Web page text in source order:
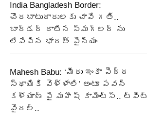
India Bangladesh Border:
చొరబాటుదారులకు చావే గతి..
బార్డర్ దాటిన స్మగ్లర్ ను
లేపేసిన భారత్ సైన్యం
Mahesh Babu: ‘మీరు ఇంకా పెద్ద
స్థాయికి వెళ్ళాలి’ అంటూ పవన్
కళ్యాణ్ పై మహేష్ కామెంట్స్.. ట్వీట్
వైరల్..